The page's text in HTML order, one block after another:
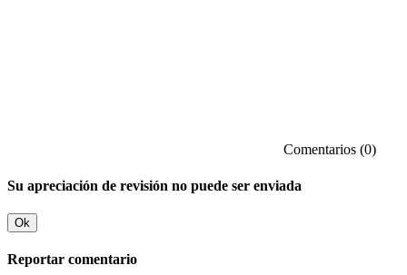
Comentarios (0)
Su apreciación de revisión no puede ser enviada
Ok
Reportar comentario